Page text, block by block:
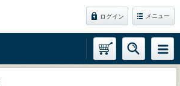
ログイン メニュー